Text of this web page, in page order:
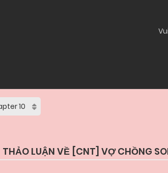
THẢO LUẬN VỀ [CNT] VỢ CHỒNG